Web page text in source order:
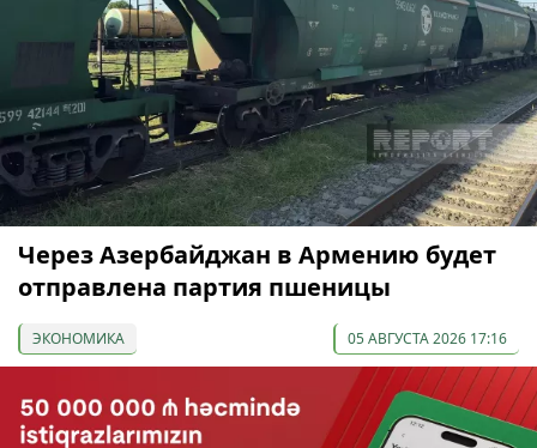
Через Азербайджан в Армению будет
отправлена партия пшеницы
ЭКОНОМИКА 05 АВГУСТА 2026 17:16